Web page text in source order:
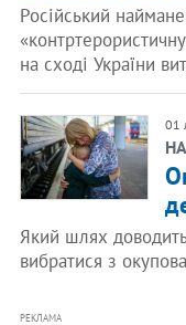
Російський
на сході України
01
Який шлях
вибратися з
РЕКЛАМА